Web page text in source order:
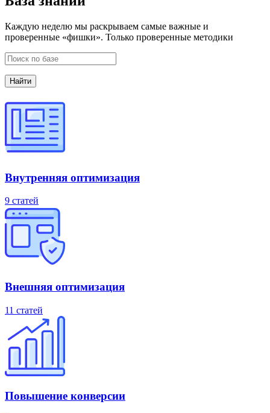
Каждую неделю мы раскрываем самые важные и
проверенные «фишки». Только проверенные методики
Внутренняя оптимизация
9 статей
Внешняя оптимизация
11 статей
Повышение конверсии